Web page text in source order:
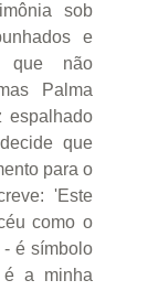
sob
e
que não
Palma
espalhado
que
para o
'Este
como o
é símbolo
é a minha